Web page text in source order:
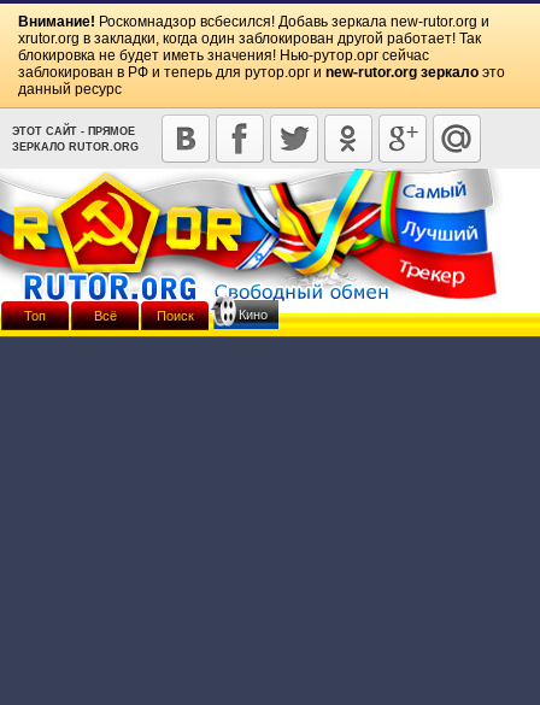
Внимание! Роскомнадзор всбесился! Добавь зеркала new-rutor.org и
xrutor.org в закладки, когда один заблокирован другой работает! Так
блокировка не будет иметь значения! Нью-рутор.орг сейчас
заблокирован в РФ и теперь для рутор.орг и new-rutor.org зеркало это
данный ресурс
ЭТОТ САЙТ - ПРЯМОЕ
ЗЕРКАЛО RUTOR.ORG